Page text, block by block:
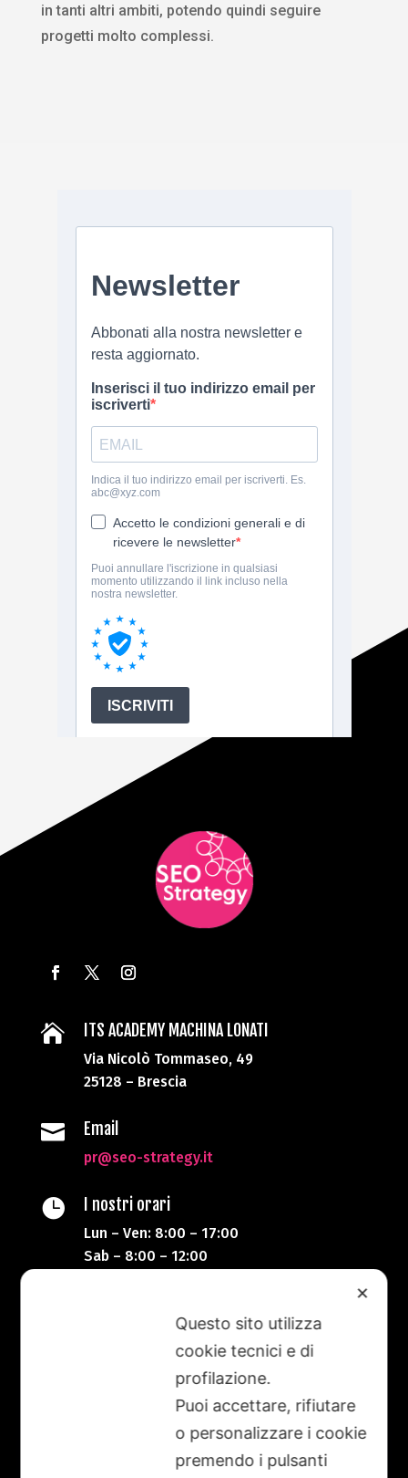
in tanti altri ambiti, potendo quindi seguire
progetti molto complessi.
 ITS ACADEMY MACHINA LONATI
Via Nicolò Tommaseo, 49
25128 – Brescia
 Email
pr@seo-strategy.it
 I nostri orari
Lun – Ven: 8:00 – 17:00
Sab – 8:00 – 12:00
+39 333 87 20 623
Il portale SEO-Strategy è nato col Corso SEO
Strategy per Marketing Technology Specialist
di ITS Machina Lonati.
✕
Questo sito utilizza
cookie tecnici e di
profilazione.
Puoi accettare, rifiutare
o personalizzare i cookie
premendo i pulsanti